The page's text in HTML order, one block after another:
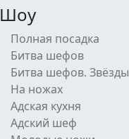
Шоу
Полная посадка
Битва шефов
Битва шефов. Звёзды
На ножах
Адская кухня
Адский шеф